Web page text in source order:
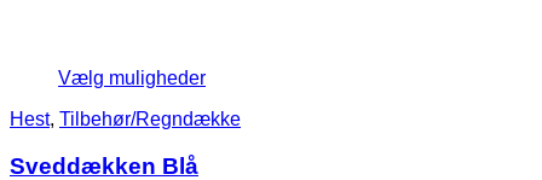
Vælg muligheder
Hest, Tilbehør/Regndække
Sveddækken Blå